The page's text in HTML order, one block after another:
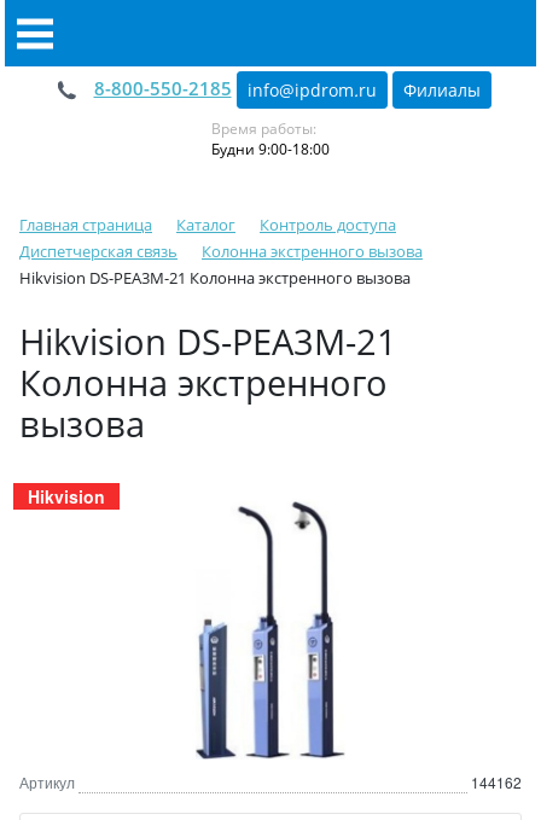
8-800-550-2185 info@ipdrom.ru Филиалы
Время работы:
Будни 9:00-18:00
Главная страница Каталог
Контроль доступа
Диспетчерская связь
Колонна экстренного вызова
Hikvision DS-PEA3M-21 Колонна экстренного вызова
Hikvision DS-PEA3M-21
Колонна экстренного
вызова
Hikvision
Артикул 144162